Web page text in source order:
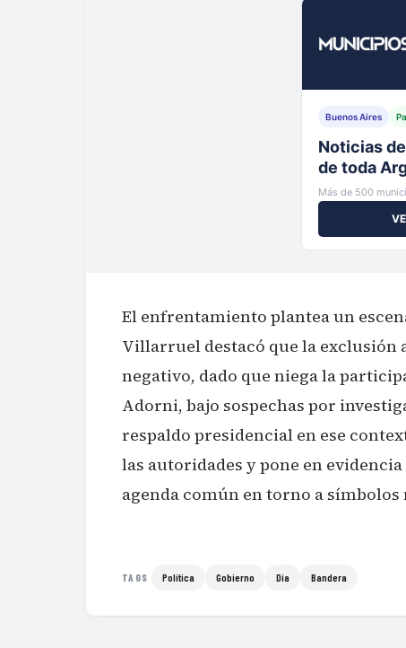
Buenos Aires
Tu
al instante
Más de 500
El enfrentamiento plantea un
Villarruel destacó que la exclusión
negativo, dado que niega la
Adorni, bajo sospechas por
respaldo presidencial en ese
las autoridades y pone en
agenda común en torno a
TAGS Política Gobierno Día Bandera